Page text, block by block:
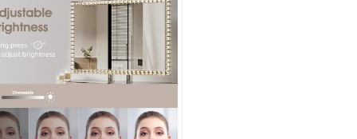
il 10% di sconto sul tuo primo
quando ti iscrivi per ricevere e-mail e